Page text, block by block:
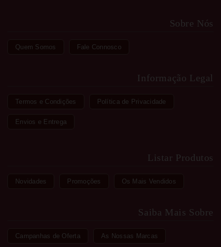
Sobre Nós
Quem Somos Fale Connosco
Informação Legal
Termos e Condições Política de Privacidade
Envios e Entrega
Listar Produtos
Novidades Promoções Os Mais Vendidos
Saiba Mais Sobre
Campanhas de Oferta As Nossas Marcas